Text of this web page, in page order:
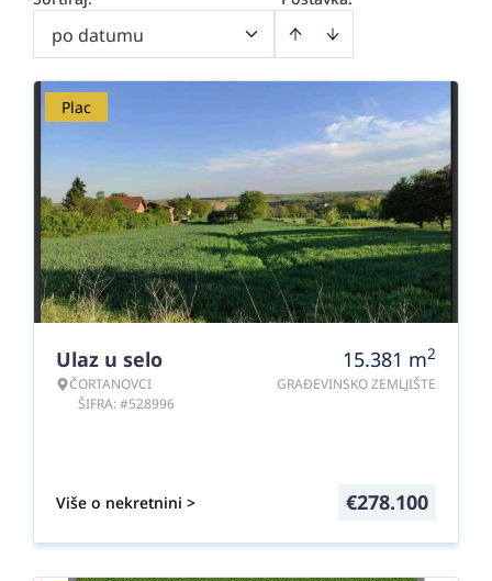
po datumu
Plac
Ulaz u selo
ČORTANOVCI
ŠIFRA: #528996
15.381 m2
GRAĐEVINSKO ZEMLJIŠTE
Više o nekretnini > €278.100